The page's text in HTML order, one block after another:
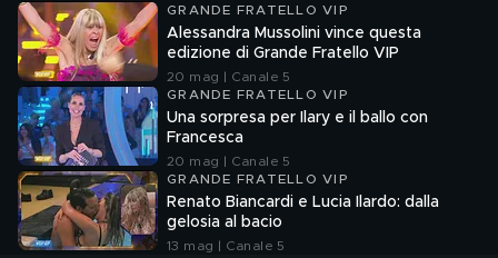
GRANDE FRATELLO VIP
Alessandra Mussolini vince questa
edizione di Grande Fratello VIP
20 mag | Canale 5
GRANDE FRATELLO VIP
Una sorpresa per Ilary e il ballo con
Francesca
20 mag | Canale 5
GRANDE FRATELLO VIP
Renato Biancardi e Lucia Ilardo: dalla
gelosia al bacio
13 mag | Canale 5